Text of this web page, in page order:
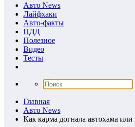
Авто News
Лайфхаки
Авто-факты
ПДД
Полезное
Видео
Тесты
Главная
Авто News
Как карма догнала автохама или